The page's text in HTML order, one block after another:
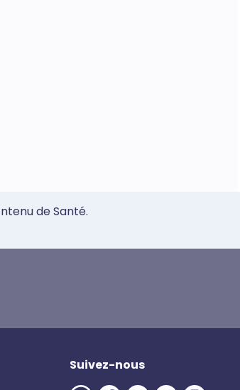
de Santé.
Suivez-nous